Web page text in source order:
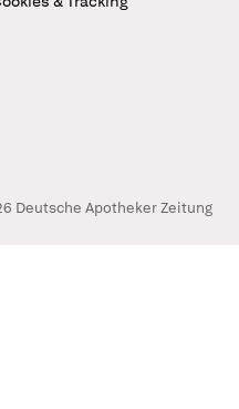
Deutsche Apotheker Zeitung